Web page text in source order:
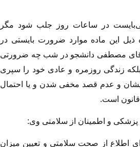
متهم می‌بایست در ساعات روز جلب شود مگر
این ماده موارد ضرورت بایستی در
مصطفی دانشجو در شب چه ضرورتی
بلکه زندگی روزمره و عادی خود را سپری
و عدم قصد مخفی شدن و یا احتمال
است.
پزشکی و اطمینان از سلامتی وی:
اطلاع از صحت سلامتی و تعیین میزان